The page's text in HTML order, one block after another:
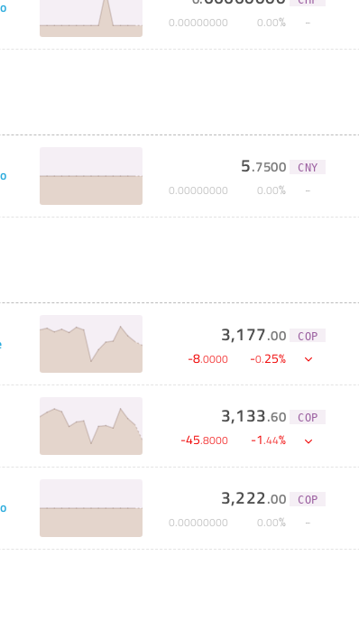
0.00000000 0.00%
5.7500 CNY
0.00000000 0.00%
3,177.00 COP
-8.0000 -0.25%
3,133.60 COP
-45.8000 -1.44%
3,222.00 COP
0.00000000 0.00%